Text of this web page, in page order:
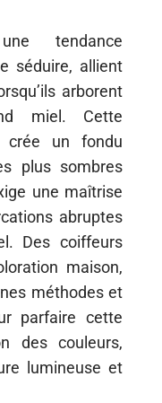
tendance
séduire, allient
arborent
miel. Cette
crée un fondu
plus sombres
une maîtrise
abruptes
Des coiffeurs
maison,
méthodes et
parfaire cette
des couleurs,
lumineuse et